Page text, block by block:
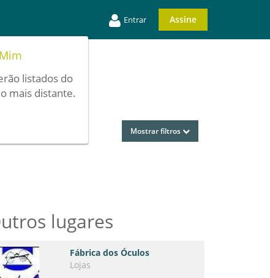
Entrar Assine
listados do
mais distante.
Mostrar filtros
lugares
Fábrica dos Óculos
Lojas